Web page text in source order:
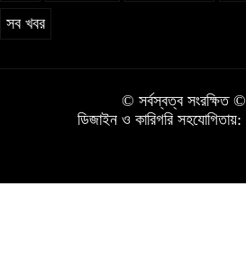
সব খবর
© সর্বস্বত্ব সংরক্ষিত
ডিজাইন ও কারিগরি সহযোগিতায়: